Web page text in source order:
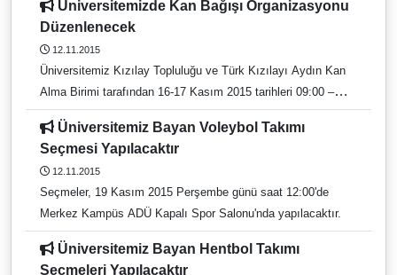
Üniversitemizce görevde Yükselme sınavı yapılacak olanların
unvanı, derecesi, birimi, sayısı, son başvuru tarihi,
başvuracak personelde aranan nitelikler, sınavlara ilişkin konu
başlıkları aşağıda belirtilmiştir.
Düzenlenecek
12.11.2015
Üniversitemiz Kızılay Topluluğu ve Türk Kızılayı Aydın Kan
Alma Birimi tarafından 16-17 Kasım 2015 tarihleri 09:00 –
19:00 saatleri arasında Aydın Meslek Yüksekokulu’nda Kan
Bağışı Organizasyonu düzenlenecektir.
Seçmesi Yapılacaktır
12.11.2015
Seçmeler, 19 Kasım 2015 Perşembe günü saat 12:00'de
Merkez Kampüs ADÜ Kapalı Spor Salonu'nda yapılacaktır.
Seçmeleri Yapılacaktır